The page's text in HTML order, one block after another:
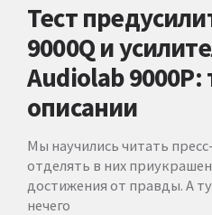
Тест
9000Q и
Audiolab 9000P:
описании
Мы научились читать
отделять в них
достижения от правды. А
нечего